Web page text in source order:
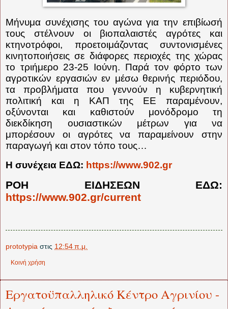
Μήνυμα συνέχισης του αγώνα για την επιβίωσή
τους στέλνουν οι βιοπαλαιστές αγρότες και
κτηνοτρόφοι, προετοιμάζοντας συντονισμένες
κινητοποιήσεις σε διάφορες περιοχές της χώρας
το τριήμερο 23-25 Ιούνη. Παρά τον φόρτο των
αγροτικών εργασιών εν μέσω θερινής περιόδου,
τα προβλήματα που γεννούν η κυβερνητική
πολιτική και η ΚΑΠ της ΕΕ παραμένουν,
οξύνονται και καθιστούν μονόδρομο τη
διεκδίκηση ουσιαστικών μέτρων για να
μπορέσουν οι αγρότες να παραμείνουν στην
παραγωγή και στον τόπο τους…
Η συνέχεια ΕΔΩ: https://www.902.gr
ΡΟΗ ΕΙΔΗΣΕΩΝ ΕΔΩ:
https://www.902.gr/current
prototypia στις 12:54 π.μ.
Κοινή χρήση
Εργατοϋπαλληλικό Κέντρο Αγρινίου -